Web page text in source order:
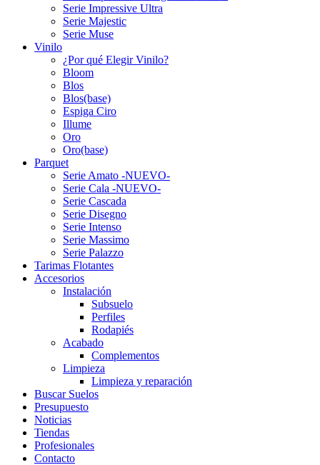
Serie Impressive Ultra
Serie Majestic
Serie Muse
Vinilo
¿Por qué Elegir Vinilo?
Bloom
Blos
Blos(base)
Espiga Ciro
Illume
Oro
Oro(base)
Parquet
Serie Amato -NUEVO-
Serie Cala -NUEVO-
Serie Cascada
Serie Disegno
Serie Intenso
Serie Massimo
Serie Palazzo
Tarimas Flotantes
Accesorios
Instalación
Subsuelo
Perfiles
Rodapiés
Acabado
Complementos
Limpieza
Limpieza y reparación
Buscar Suelos
Presupuesto
Noticias
Tiendas
Profesionales
Contacto